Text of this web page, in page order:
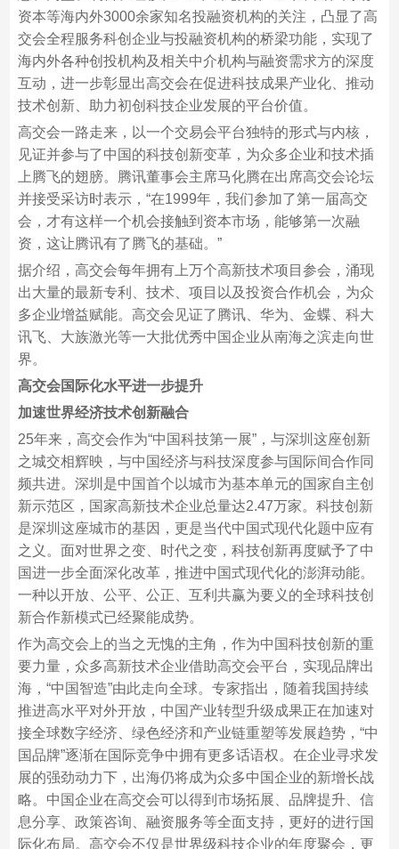
资本等海内外3000余家知名投融资机构的关注，凸显了高
交会全程服务科创企业与投融资机构的桥梁功能，实现了
海内外各种创投机构及相关中介机构与融资需求方的深度
互动，进一步彰显出高交会在促进科技成果产业化、推动
技术创新、助力初创科技企业发展的平台价值。
高交会一路走来，以一个交易会平台独特的形式与内核，
见证并参与了中国的科技创新变革，为众多企业和技术插
上腾飞的翅膀。腾讯董事会主席马化腾在出席高交会论坛
并接受采访时表示，“在1999年，我们参加了第一届高交
会，才有这样一个机会接触到资本市场，能够第一次融
资，这让腾讯有了腾飞的基础。”
据介绍，高交会每年拥有上万个高新技术项目参会，涌现
出大量的最新专利、技术、项目以及投资合作机会，为众
多企业增益赋能。高交会见证了腾讯、华为、金蝶、科大
讯飞、大族激光等一大批优秀中国企业从南海之滨走向世
界。
高交会国际化水平进一步提升
加速世界经济技术创新融合
25年来，高交会作为“中国科技第一展”，与深圳这座创新
之城交相辉映，与中国经济与科技深度参与国际间合作同
频共进。深圳是中国首个以城市为基本单元的国家自主创
新示范区，国家高新技术企业总量达2.47万家。科技创新
是深圳这座城市的基因，更是当代中国式现代化题中应有
之义。面对世界之变、时代之变，科技创新再度赋予了中
国进一步全面深化改革，推进中国式现代化的澎湃动能。
一种以开放、公平、公正、互利共赢为要义的全球科技创
新合作新模式已经聚能成势。
作为高交会上的当之无愧的主角，作为中国科技创新的重
要力量，众多高新技术企业借助高交会平台，实现品牌出
海，“中国智造”由此走向全球。专家指出，随着我国持续
推进高水平对外开放，中国产业转型升级成果正在加速对
接全球数字经济、绿色经济和产业链重塑等发展趋势，“中
国品牌”逐渐在国际竞争中拥有更多话语权。在企业寻求发
展的强劲动力下，出海仍将成为众多中国企业的新增长战
略。中国企业在高交会可以得到市场拓展、品牌提升、信
息分享、政策咨询、融资服务等全面支持，更好的进行国
际化布局。高交会不仅是世界级科技企业的年度聚会，更